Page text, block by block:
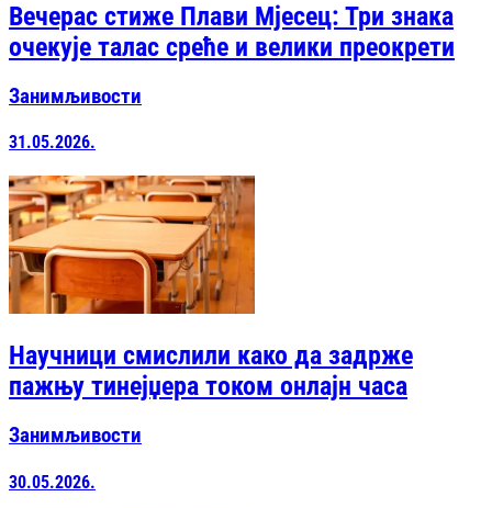
Вечерас стиже Плави Мјесец: Три знака
очекује талас среће и велики преокрети
Занимљивости
31.05.2026.
Научници смислили како да задрже
пажњу тинејџера током онлајн часа
Занимљивости
30.05.2026.